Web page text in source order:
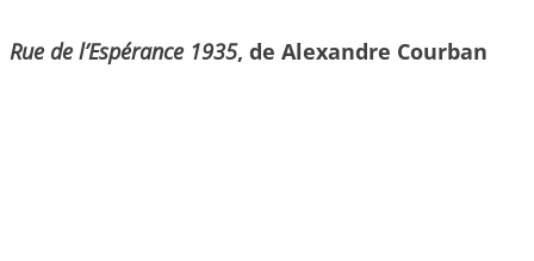
Rue de l’Espérance 1935, de Alexandre Courban